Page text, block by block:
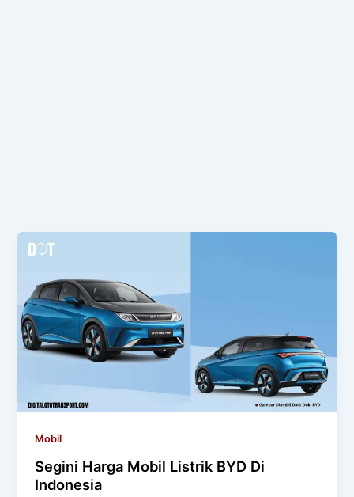
Mobil
Segini Harga Mobil Listrik BYD Di
Indonesia